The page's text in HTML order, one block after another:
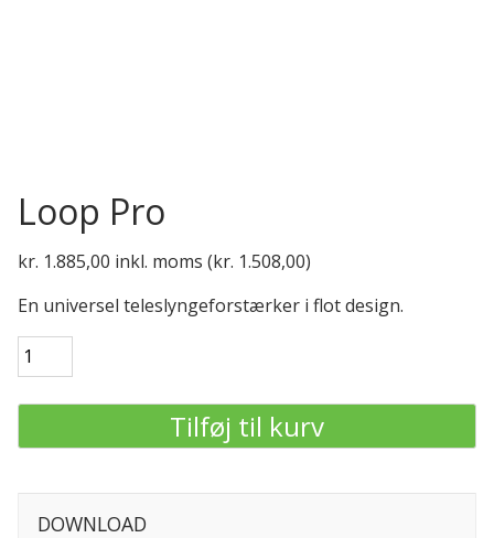
Loop Pro
kr. 1.885,00 inkl. moms (kr. 1.508,00)
En universel teleslyngeforstærker i flot design.
Loop
Pro
antal
Tilføj til kurv
DOWNLOAD